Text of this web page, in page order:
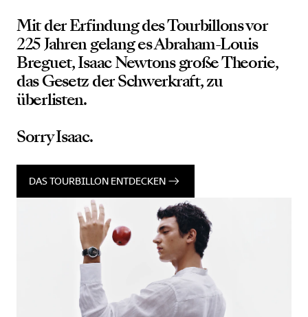
Mit der Erfindung des Tourbillons vor
225 Jahren gelang es Abraham-Louis
Breguet, Isaac Newtons große Theorie,
das Gesetz der Schwerkraft, zu
überlisten.
Sorry Isaac.
DAS TOURBILLON ENTDECKEN